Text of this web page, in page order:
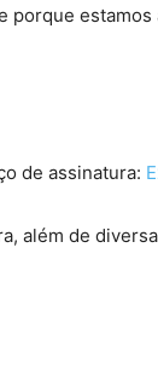
porque
de assinatura:
além de